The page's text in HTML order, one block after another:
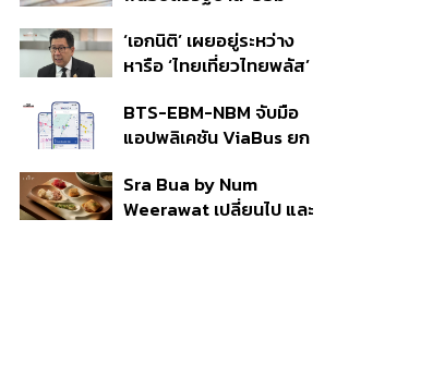
ก.ย.นี้ อาจเพิ่มสัดส่วนการ
ขายแบบ Small Lot First
‘เอกนิติ’ เผยอยู่ระหว่าง
หารือ ‘ไทยเที่ยวไทยพลัส’
แสนล้าน มั่นใจงบต่อ ‘ไทย
ช่วยไทย พลัส’ เฟส 2 มี
BTS-EBM-NBM จับมือ
แอปพลิเคชัน ViaBus ยก
รถไฟฟ้า 3 สายแบบเรียล
ไทม์
Sra Bua by Num
Weerawat เปลี่ยนไป และ